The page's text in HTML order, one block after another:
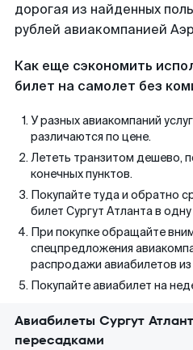
дорогая из найденных
рублей авиакомпанией
Как еще сэкономить
билет на самолет без
У разных авиакомпаний
различаются по цене.
Лететь транзитом дешево,
конечных пунктов.
Покупайте туда и обратно
билет Сургут Атланта в
При покупке обращайте
спецпредложения
распродажи авиабилетов
Покупайте авиабилет на
Авиабилеты Сургут
пересадками